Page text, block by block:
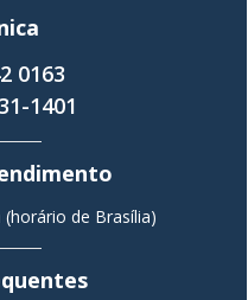
0163
1401
(horário de Brasília)